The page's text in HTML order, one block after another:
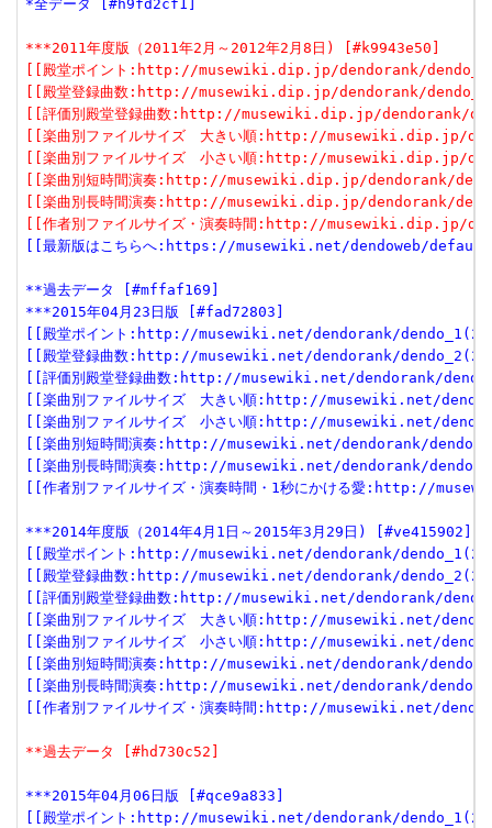
*全データ [#h9fd2cf1]
***2011年度版（2011年2月～2012年2月8日) [#k9943e50]
[[殿堂ポイント:http://musewiki.dip.jp/dendorank/
[[殿堂登録曲数:http://musewiki.dip.jp/dendorank/
[[評価別殿堂登録曲数:http://musewiki.dip.jp/dendorank/
[[楽曲別ファイルサイズ　大きい順:http://musewiki.dip.jp/
[[楽曲別ファイルサイズ　小さい順:http://musewiki.dip.jp/
[[楽曲別短時間演奏:http://musewiki.dip.jp/dendorank/
[[楽曲別長時間演奏:http://musewiki.dip.jp/dendorank/
[[作者別ファイルサイズ・演奏時間:http://musewiki.dip.jp/
[[最新版はこちらへ:https://musewiki.net/dendoweb/
**過去データ [#mffaf169]
***2015年04月23日版 [#fad72803]
[[殿堂ポイント:http://musewiki.net/dendorank/
[[殿堂登録曲数:http://musewiki.net/dendorank/
[[評価別殿堂登録曲数:http://musewiki.net/dendorank/
[[楽曲別ファイルサイズ　大きい順:http://musewiki.net/
[[楽曲別ファイルサイズ　小さい順:http://musewiki.net/
[[楽曲別短時間演奏:http://musewiki.net/dendorank/
[[楽曲別長時間演奏:http://musewiki.net/dendorank/
[[作者別ファイルサイズ・演奏時間・1秒にかける愛:http://
***2014年度版（2014年4月1日～2015年3月29日) [#ve415902]
[[殿堂ポイント:http://musewiki.net/dendorank/
[[殿堂登録曲数:http://musewiki.net/dendorank/
[[評価別殿堂登録曲数:http://musewiki.net/dendorank/
[[楽曲別ファイルサイズ　大きい順:http://musewiki.net/
[[楽曲別ファイルサイズ　小さい順:http://musewiki.net/
[[楽曲別短時間演奏:http://musewiki.net/dendorank/
[[楽曲別長時間演奏:http://musewiki.net/dendorank/
[[作者別ファイルサイズ・演奏時間:http://musewiki.net/
**過去データ [#hd730c52]
***2015年04月06日版 [#qce9a833]
[[殿堂ポイント:http://musewiki.net/dendorank/